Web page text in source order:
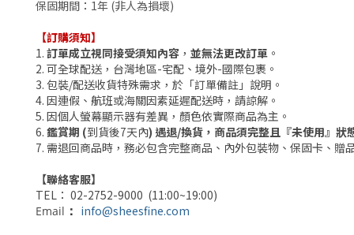
保固期間 ： 1年 (非人為損壞)
【訂購須知】
1. 訂單成立視同接受須知內容 ， 並無法更改訂單 。
2. 可全球配送，台灣地區-宅配、境外-國際包裹。
3. 包裝/配送收貨特殊需求，於「訂單備註」說明。
4. 因連假、航班或海關因素延遲配送時，請諒解。
5. 因個人螢幕顯示器有差異，顏色依實際商品為主。
6. 鑑賞期 (到貨後7天內) 遇退/換貨，商品須完整且『未使用』狀
7. 需退回商品時，務必包含完整商品、內外包裝物、保固卡、贈
【聯絡客服】
TEL： 02-2752-9000 (11:00~19:00)
Email ： info@sheesfine.com